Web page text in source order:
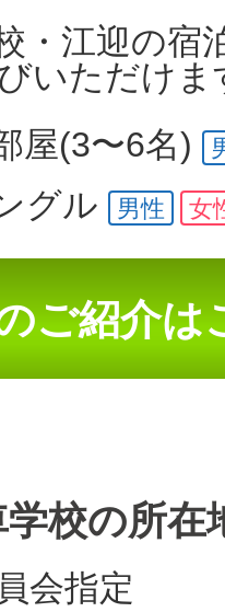
・江迎の宿
いただけま
屋(3〜6名)
グル 男性 女
ご紹介は
学校の所在
会指定